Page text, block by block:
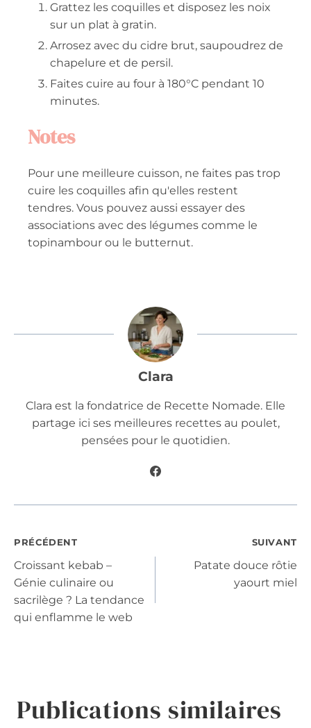
Grattez les coquilles et disposez les noix
sur un plat à gratin.
Arrosez avec du cidre brut, saupoudrez de
chapelure et de persil.
Faites cuire au four à 180°C pendant 10
minutes.
Notes
Pour une meilleure cuisson, ne faites pas trop
cuire les coquilles afin qu'elles restent
tendres. Vous pouvez aussi essayer des
associations avec des légumes comme le
topinambour ou le butternut.
Clara
Clara est la fondatrice de Recette Nomade. Elle
partage ici ses meilleures recettes au poulet,
pensées pour le quotidien.
Navigation
de
l’article
PRÉCÉDENT
Croissant kebab –
Génie culinaire ou
sacrilège ? La tendance
qui enflamme le web
SUIVANT
Patate douce rôtie
yaourt miel
Publications similaires